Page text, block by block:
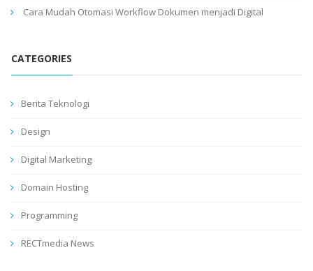
Cara Mudah Otomasi Workflow Dokumen menjadi Digital
CATEGORIES
Berita Teknologi
Design
Digital Marketing
Domain Hosting
Programming
RECTmedia News